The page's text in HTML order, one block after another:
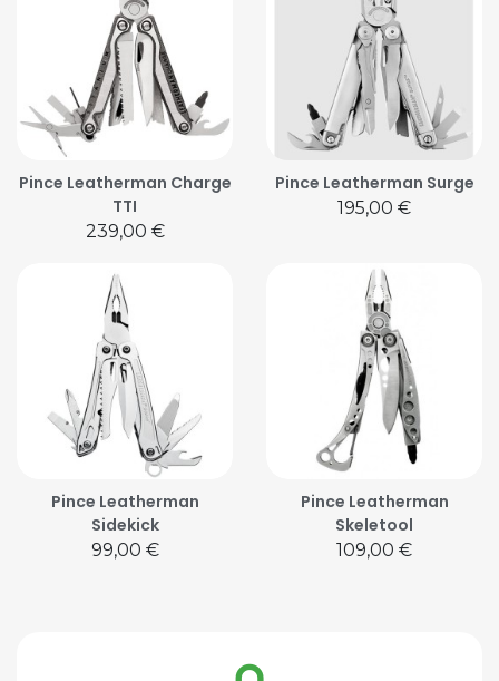
Pince Leatherman Charge
TTI
Prix
239,00 €
Pince Leatherman Surge
Prix
195,00 €
Pince Leatherman
Sidekick
Prix
99,00 €
Pince Leatherman
Skeletool
Prix
109,00 €